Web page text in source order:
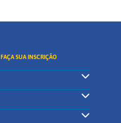
FAÇA SUA INSCRIÇÃO